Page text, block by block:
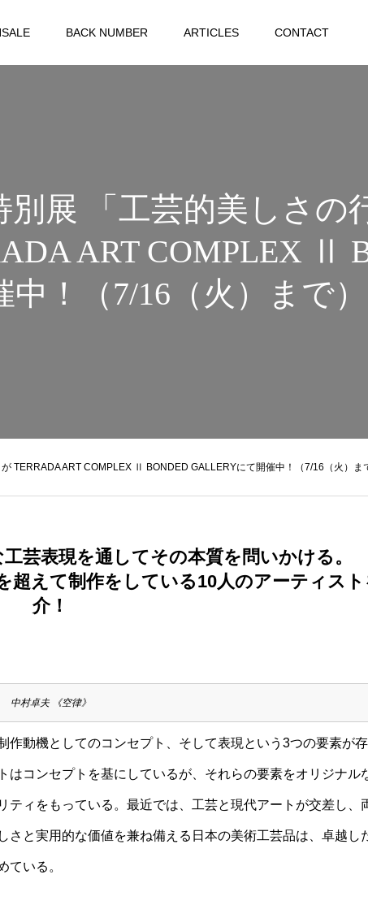
BACK NUMBER ARTICLES CONTACT
展 「工芸的美しさの
ART COMPLEX Ⅱ
！（7/16（火）まで）
ART COMPLEX Ⅱ BONDED GALLERYにて開催中！（7/16（火）ま
芸表現を通してその本質を問いかける。
超えて制作をしている10人のアーティス
介！
中村卓夫 《空律》
動機としてのコンセプト、そして表現という3つの要素が
はコンセプトを基にしているが、それらの要素をオリジナル
ティをもっている。最近では、工芸と現代アートが交差し、
と実用的な価値を兼ね備える日本の美術工芸品は、卓越し
ている。